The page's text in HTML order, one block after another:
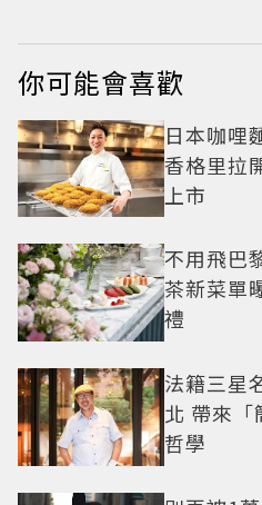
你可能會喜歡
日本咖哩
香格里拉
上市
不用飛巴
茶新菜單
禮
法籍三星
北 帶來「
哲學